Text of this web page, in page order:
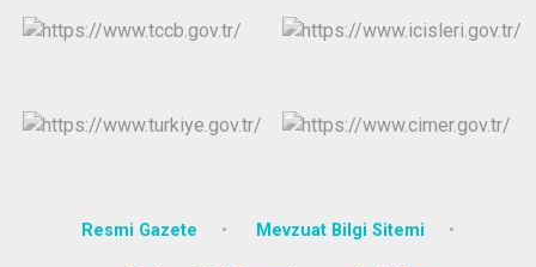
Resmi Gazete Mevzuat Bilgi Sitemi